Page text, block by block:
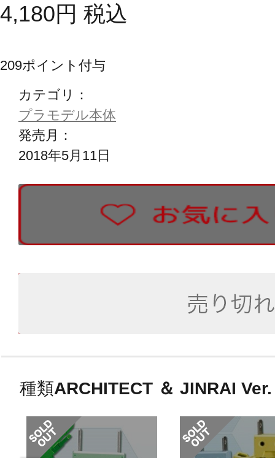
4,180円 税込
209ポイント付与
カテゴリ：
プラモデル本体
発売月：
2018年5月11日
種類ARCHITECT ＆ JINRAI Ver.